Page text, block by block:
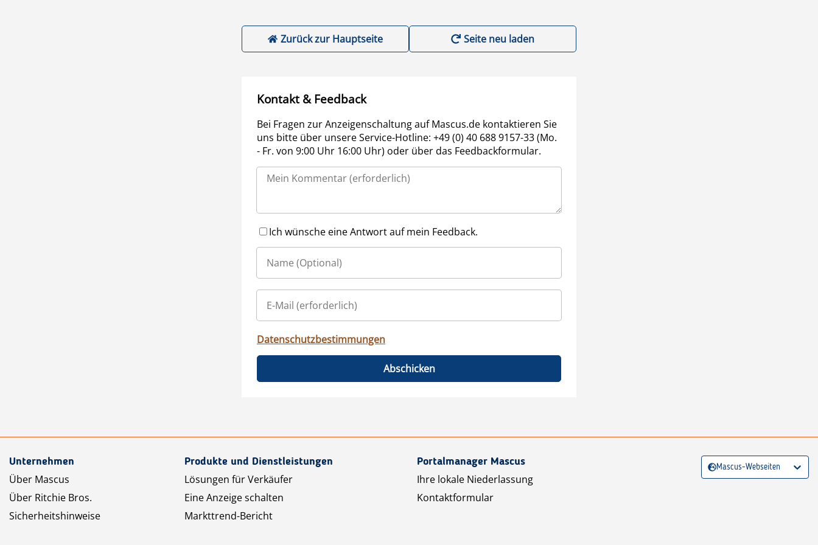
Zurück zur Hauptseite Seite neu laden
Kontakt & Feedback
Bei Fragen zur Anzeigenschaltung auf Mascus.de kontaktieren Sie
uns bitte über unsere Service-Hotline: +49 (0) 40 688 9157-33 (Mo.
- Fr. von 9:00 Uhr 16:00 Uhr) oder über das Feedbackformular.
Ich wünsche eine Antwort auf mein Feedback.
Datenschutzbestimmungen
Abschicken
Unternehmen
Über Mascus
Über Ritchie Bros.
Sicherheitshinweise
Produkte und Dienstleistungen
Lösungen für Verkäufer
Eine Anzeige schalten
Markttrend-Bericht
Portalmanager Mascus
Ihre lokale Niederlassung
Kontaktformular
Mascus-Webseiten